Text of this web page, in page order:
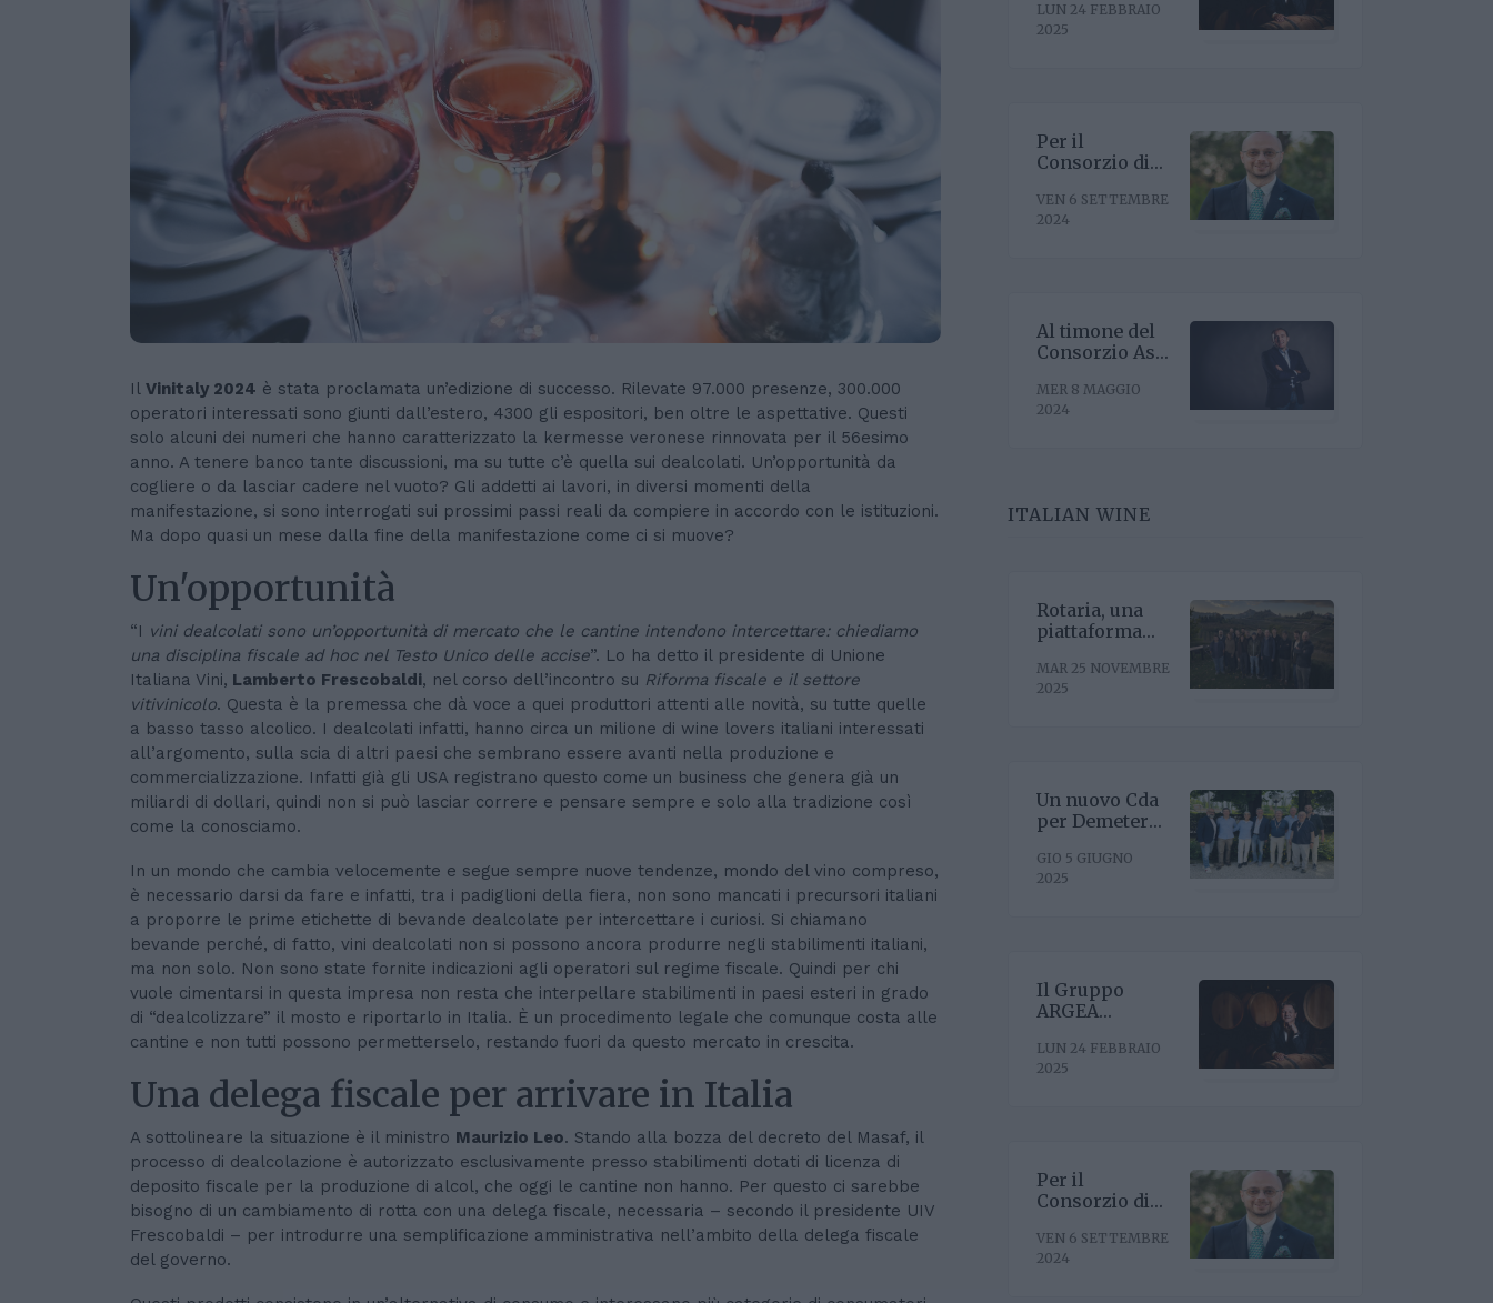
Il Vinitaly 2024 è stata proclamata un’edizione di successo. Rilevate 97.000 presenze, 300.000
operatori interessati sono giunti dall’estero, 4300 gli espositori, ben oltre le aspettative. Questi
solo alcuni dei numeri che hanno caratterizzato la kermesse veronese rinnovata per il 56esimo
anno. A tenere banco tante discussioni, ma su tutte c’è quella sui dealcolati. Un’opportunità da
cogliere o da lasciar cadere nel vuoto? Gli addetti ai lavori, in diversi momenti della
manifestazione, si sono interrogati sui prossimi passi reali da compiere in accordo con le istituzioni.
Ma dopo quasi un mese dalla fine della manifestazione come ci si muove?
Un'opportunità
“I vini dealcolati sono un’opportunità di mercato che le cantine intendono intercettare: chiediamo
una disciplina fiscale ad hoc nel Testo Unico delle accise”. Lo ha detto il presidente di Unione
Italiana Vini, Lamberto Frescobaldi, nel corso dell’incontro su Riforma fiscale e il settore
vitivinicolo. Questa è la premessa che dà voce a quei produttori attenti alle novità, su tutte quelle
a basso tasso alcolico. I dealcolati infatti, hanno circa un milione di wine lovers italiani interessati
all’argomento, sulla scia di altri paesi che sembrano essere avanti nella produzione e
commercializzazione. Infatti già gli USA registrano questo come un business che genera già un
miliardi di dollari, quindi non si può lasciar correre e pensare sempre e solo alla tradizione così
come la conosciamo.
In un mondo che cambia velocemente e segue sempre nuove tendenze, mondo del vino compreso,
è necessario darsi da fare e infatti, tra i padiglioni della fiera, non sono mancati i precursori italiani
a proporre le prime etichette di bevande dealcolate per intercettare i curiosi. Si chiamano
bevande perché, di fatto, vini dealcolati non si possono ancora produrre negli stabilimenti italiani,
ma non solo. Non sono state fornite indicazioni agli operatori sul regime fiscale. Quindi per chi
vuole cimentarsi in questa impresa non resta che interpellare stabilimenti in paesi esteri in grado
di “dealcolizzare” il mosto e riportarlo in Italia. È un procedimento legale che comunque costa alle
cantine e non tutti possono permetterselo, restando fuori da questo mercato in crescita.
Una delega fiscale per arrivare in Italia
A sottolineare la situazione è il ministro Maurizio Leo. Stando alla bozza del decreto del Masaf, il
processo di dealcolazione è autorizzato esclusivamente presso stabilimenti dotati di licenza di
deposito fiscale per la produzione di alcol, che oggi le cantine non hanno. Per questo ci sarebbe
bisogno di un cambiamento di rotta con una delega fiscale, necessaria – secondo il presidente UIV
Frescobaldi – per introdurre una semplificazione amministrativa nell’ambito della delega fiscale
del governo.
WinesU con
l'obiettivo di
LUN 24 FEBBRAIO
2025
Per il
Consorzio di
Oltrepò Pavese
arriva il nuovo
VEN 6 SETTEMBRE
2024
Al timone del
Consorzio Asti
Stefano
Ricagno.
mercato,
MER 8 MAGGIO
2024
ITALIAN WINE
Rotaria, una
piattaforma
nel cuore del
Roero
MAR 25 NOVEMBRE
2025
Un nuovo Cda
per Demeter
riconferma del
presidente
GIO 5 GIUGNO
2025
Il Gruppo
ARGEA
WinesU con
l'obiettivo di
LUN 24 FEBBRAIO
2025
Per il
Consorzio di
Oltrepò Pavese
arriva il nuovo
VEN 6 SETTEMBRE
2024